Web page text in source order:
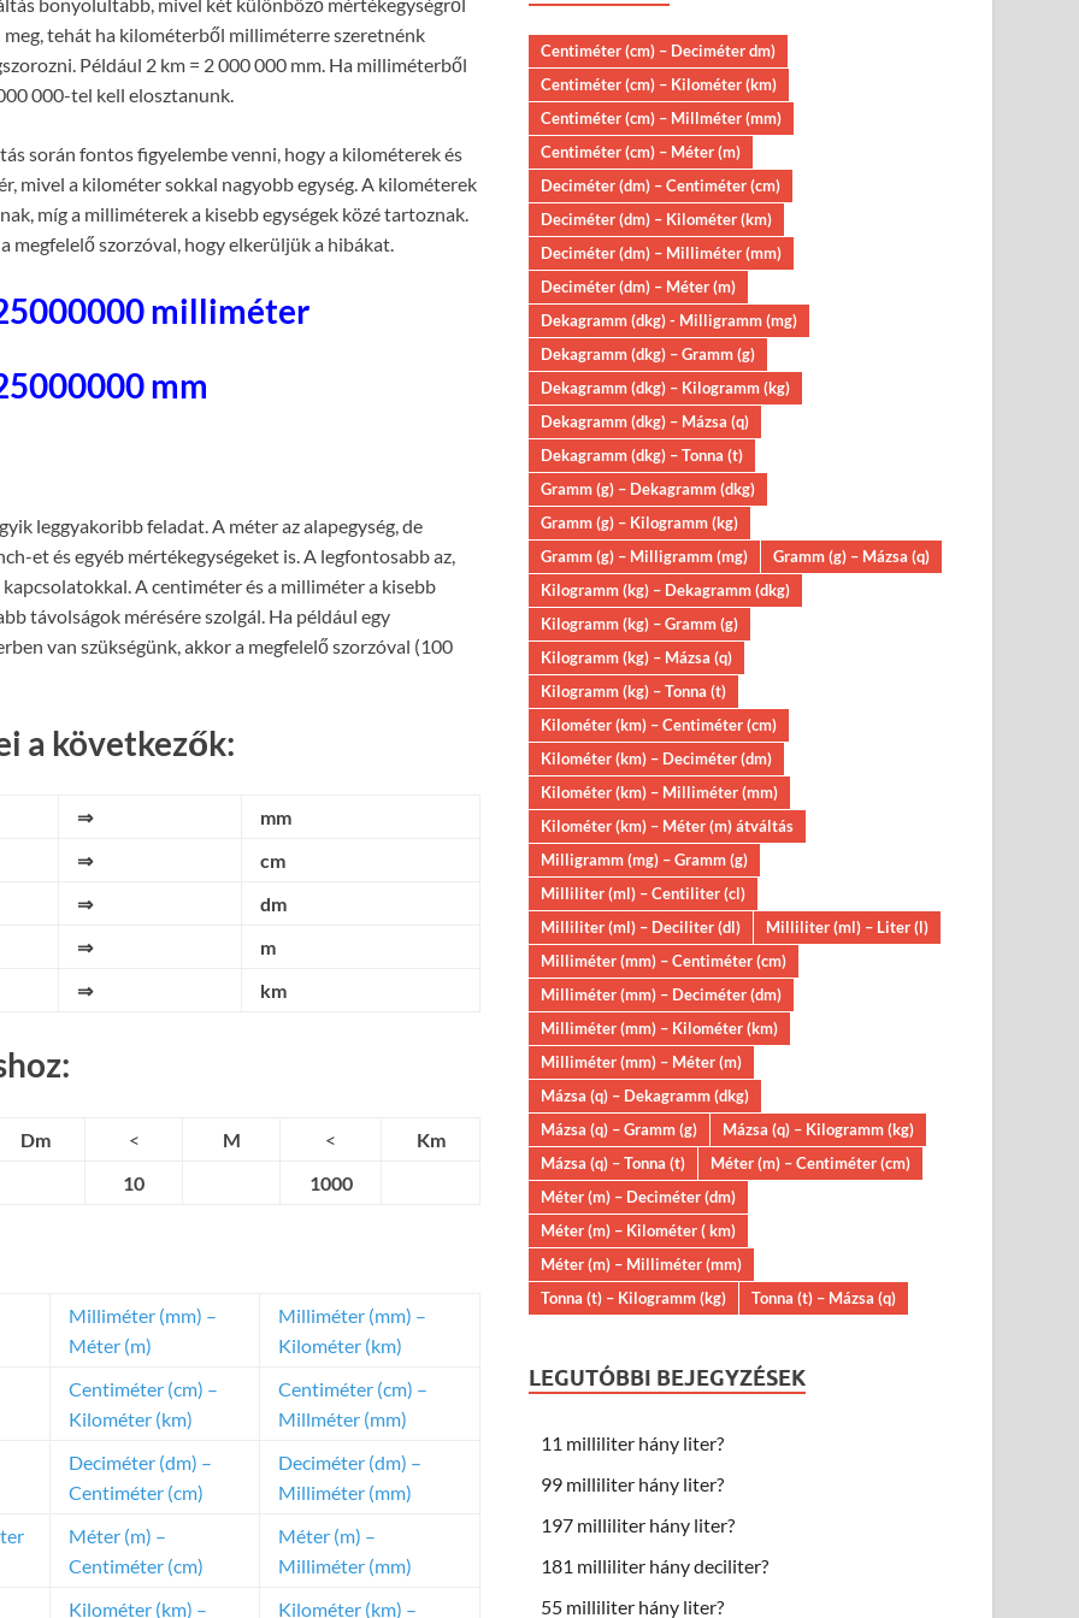
tehát ha kilométerből milliméterre szeretnénk
Például 2 km = 2 000 000 mm. Ha milliméterből
000-tel kell elosztanunk.
során fontos figyelembe venni, hogy a kilométerek és
mivel a kilométer sokkal nagyobb egység. A kilométerek
míg a milliméterek a kisebb egységek közé tartoznak.
megfelelő szorzóval, hogy elkerüljük a hibákat.
milliméter
mm
leggyakoribb feladat. A méter az alapegység, de
et és egyéb mértékegységeket is. A legfontosabb az,
A centiméter és a milliméter a kisebb
távolságok mérésére szolgál. Ha például egy
van szükségünk, akkor a megfelelő szorzóval (100
a következők:
⇒
mm
⇒
cm
⇒
dm
⇒
m
⇒
km
Dm < M <
Km
10
1000
Milliméter (mm) –
Méter (m)
Milliméter (mm) –
Kilométer (km)
Centiméter (cm) –
Kilométer (km)
Centiméter (cm) –
Millméter (mm)
Deciméter (dm) –
Centiméter (cm)
Deciméter (dm) –
Milliméter (mm)
Méter (m) –
Centiméter (cm)
Méter (m) –
Milliméter (mm)
Kilométer (km) –
Kilométer (km) –
Centiméter (cm) – Deciméter dm)
Centiméter (cm) – Kilométer (km)
Centiméter (cm) – Millméter (mm)
Centiméter (cm) – Méter (m)
Deciméter (dm) – Centiméter (cm)
Deciméter (dm) – Kilométer (km)
Deciméter (dm) – Milliméter (mm)
Deciméter (dm) – Méter (m)
Dekagramm (dkg) - Milligramm (mg)
Dekagramm (dkg) – Gramm (g)
Dekagramm (dkg) – Kilogramm (kg)
Dekagramm (dkg) – Mázsa (q)
Dekagramm (dkg) – Tonna (t)
Gramm (g) – Dekagramm (dkg)
Gramm (g) – Kilogramm (kg)
Gramm (g) – Milligramm (mg)
Gramm (g) – Mázsa (q)
Kilogramm (kg) – Dekagramm (dkg)
Kilogramm (kg) – Gramm (g)
Kilogramm (kg) – Mázsa (q)
Kilogramm (kg) – Tonna (t)
Kilométer (km) – Centiméter (cm)
Kilométer (km) – Deciméter (dm)
Kilométer (km) – Milliméter (mm)
Kilométer (km) – Méter (m) átváltás
Milligramm (mg) – Gramm (g)
Milliliter (ml) – Centiliter (cl)
Milliliter (ml) – Deciliter (dl)
Milliliter (ml) – Liter (l)
Milliméter (mm) – Centiméter (cm)
Milliméter (mm) – Deciméter (dm)
Milliméter (mm) – Kilométer (km)
Milliméter (mm) – Méter (m)
Mázsa (q) – Dekagramm (dkg)
Mázsa (q) – Gramm (g)
Mázsa (q) – Kilogramm (kg)
Mázsa (q) – Tonna (t)
Méter (m) – Centiméter (cm)
Méter (m) – Deciméter (dm)
Méter (m) – Kilométer ( km)
Méter (m) – Milliméter (mm)
Tonna (t) – Kilogramm (kg)
Tonna (t) – Mázsa (q)
LEGUTÓBBI BEJEGYZÉSEK
11 milliliter hány liter?
99 milliliter hány liter?
197 milliliter hány liter?
181 milliliter hány deciliter?
55 milliliter hány liter?